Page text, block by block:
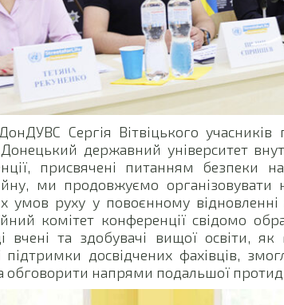
Сергія Вітвіцького
державний університет
присвячені питанням безпеки
ми продовжуємо організовувати
умов руху у повоєнному відновленні
комітет конференції свідомо
та здобувачі вищої освіти, як
досвідчених фахівців,
обговорити напрями подальшої